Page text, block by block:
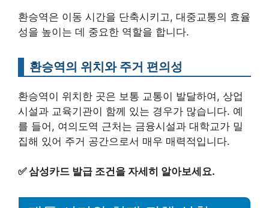
환승역은 이동 시간을 단축시키고, 대중교통의 효율
성을 높이는 데 중요한 역할을 합니다.
환승역의 위치와 주거 편의성
환승역이 위치한 곳은 보통 교통이 발달하여, 상업
시설과 교육기관이 함께 있는 경우가 많습니다. 예
를 들어, 여의도역 근처는 금융시설과 대학교가 밀
집해 있어 주거 공간으로서 매우 매력적입니다.
✅삼성카드 발급 조건을 자세히 알아보세요.